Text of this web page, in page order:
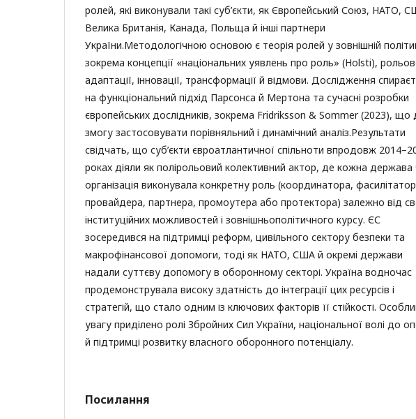
ролей, які виконували такі суб’єкти, як Європейський Союз, НАТО,
Велика Британія, Канада, Польща й інші партнери
України.Методологічною основою є теорія ролей у зовнішній
зокрема концепції «національних уявлень про роль» (Holsti),
адаптації, інновації, трансформації й відмови. Дослідження
на функціональний підхід Парсонса й Мертона та сучасні розробки
європейських дослідників, зокрема Fridriksson & Sommer (2023), що
змогу застосовувати порівняльний і динамічний аналіз.Результати
свідчать, що суб’єкти євроатлантичної спільноти впродовж
роках діяли як полірольовий колективний актор, де кожна держава
організація виконувала конкретну роль (координатора,
провайдера, партнера, промоутера або протектора) залежно від
інституційних можливостей і зовнішньополітичного курсу. ЄС
зосередився на підтримці реформ, цивільного сектору безпеки та
макрофінансової допомоги, тоді як НАТО, США й окремі держави
надали суттєву допомогу в оборонному секторі. Україна водночас
продемонструвала високу здатність до інтеграції цих ресурсів і
стратегій, що стало одним із ключових факторів її стійкості.
увагу приділено ролі Збройних Сил України, національної волі до
й підтримці розвитку власного оборонного потенціалу.
Посилання